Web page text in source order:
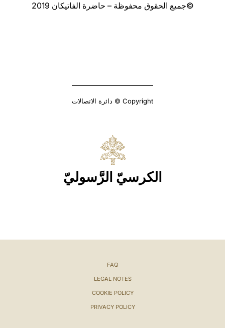
©جميع الحقوق محفوظة – حاضرة الفاتيكان 2019
Copyright © دائرة الاتصالات
الكرسيّ الرَّسوليّ
FAQ
LEGAL NOTES
COOKIE POLICY
PRIVACY POLICY